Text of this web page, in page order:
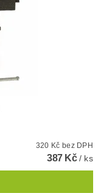
320 Kč bez DPH
387 Kč/ ks